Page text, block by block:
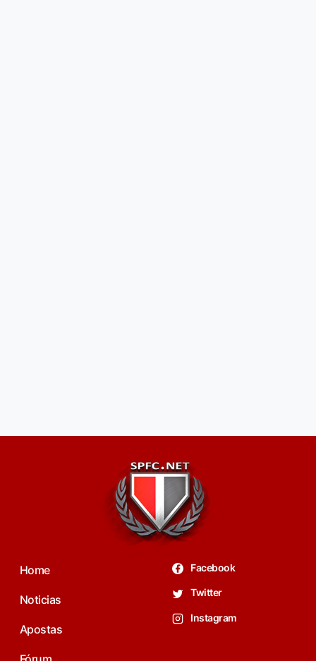
Home
Noticias
Apostas
Facebook
Twitter
Instagram